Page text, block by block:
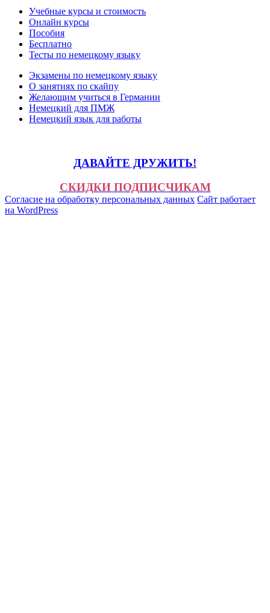
Учебные курсы и стоимость
Онлайн курсы
Пособия
Бесплатно
Тесты по немецкому языку
Экзамены по немецкому языку
О занятиях по скайпу
Желающим учиться в Германии
Немецкий для ПМЖ
Немецкий язык для работы
ДАВАЙТЕ ДРУЖИТЬ!
СКИДКИ ПОДПИСЧИКАМ
Согласие на обработку персональных данных Сайт работает
на WordPress